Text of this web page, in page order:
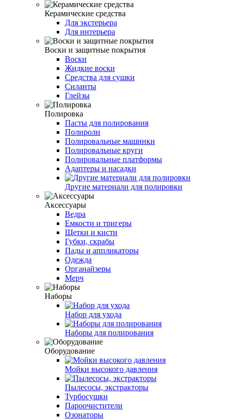
Керамические средства
Для экстерьера
Для интерьера
Воски и защитные покрытия
Воски
Жидкие воски
Средства для сушки
Силанты
Глейзы
Полировка
Пасты для полирования
Полироли
Полировальные машинки
Полировальные круги
Полировальные платформы
Адаптеры и насадки
Другие материали для полировки
Аксессуары
Ведра
Емкости и тригеры
Щетки и кисти
Губки, скрабы
Пады и аппликаторы
Одежда
Органайзеры
Мерч
Наборы
Набор для ухода
Наборы для полирования
Оборудование
Мойки высокого давления
Пылесосы, экстракторы
Турбосушки
Пароочистители
Озонаторы